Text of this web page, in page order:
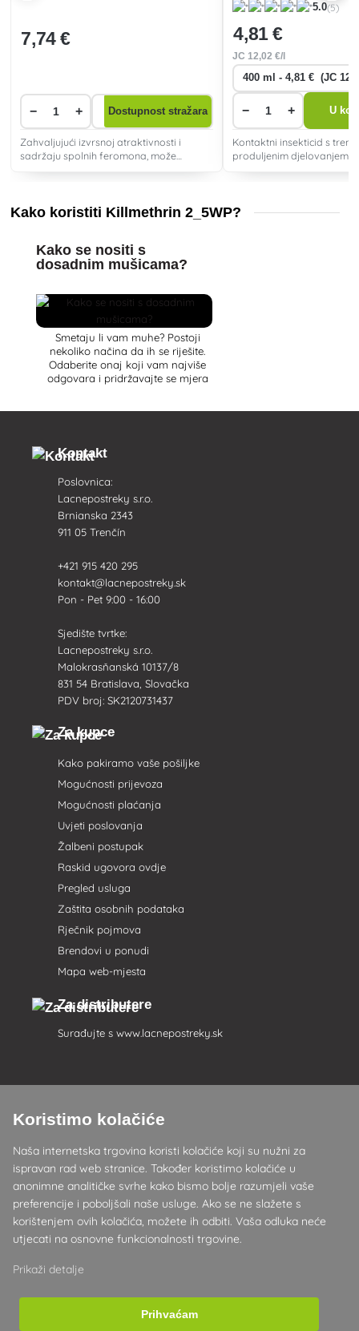
7,74 €
− + Dostupnost stražara
Zahvaljujući izvrsnoj atraktivnosti i
sadržaju spolnih feromona, može
5.0(5)
4,81 €
JC 12,02 €/l
− + U
Kontaktni insekticid s
produljenim djelovanjem,
Kako koristiti Killmethrin 2_5WP?
Kako se nositi s
dosadnim mušicama?
Smetaju li vam muhe? Postoji
nekoliko načina da ih se riješite.
Odaberite onaj koji vam najviše
odgovara i pridržavajte se mjera
Kontakt
Poslovnica:
Lacnepostreky s.r.o.
Brnianska 2343
911 05 Trenčín
+421 915 420 295
kontakt@lacnepostreky.sk
Pon - Pet 9:00 - 16:00
Sjedište tvrtke:
Lacnepostreky s.r.o.
Malokrasňanská 10137/8
831 54 Bratislava, Slovačka
PDV broj: SK2120731437
Za kupce
Kako pakiramo vaše pošiljke
Mogućnosti prijevoza
Mogućnosti plaćanja
Uvjeti poslovanja
Žalbeni postupak
Raskid ugovora ovdje
Pregled usluga
Zaštita osobnih podataka
Rječnik pojmova
Brendovi u ponudi
Mapa web-mjesta
Za distributere
Surađujte s www.lacnepostreky.sk
Uvijek ćemo vas profesionalno savjetovati
Reklamacije obrađujemo u roku od 24 sata
85% robe na zalihi
Dostava u roku od 24 sata od ponedjeljka do petka
Koristimo kolačiće
Naša internetska trgovina koristi kolačiće koji su nužni za
ispravan rad web stranice. Također koristimo kolačiće u
anonimne analitičke svrhe kako bismo bolje razumjeli vaše
preferencije i poboljšali naše usluge. Ako se ne slažete s
korištenjem ovih kolačića, možete ih odbiti. Vaša odluka neće
utjecati na osnovne funkcionalnosti trgovine.
Prikaži detalje
Prihvaćam